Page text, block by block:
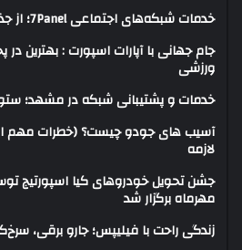
خدمات شبکه‌های اجتماعی 7Panel؛ از جذب مخاطب تا افزایش درآمد
جام جهانی با آپارات اسپورت : بهترین
ورزشی
خدمات و پشتیبانی شبکه در مشهد؛
آسیب های جودو چیست؟ (خطرات مهم
لازمه
جشن تحویل خودروهای کیا اسپورتیج
مهرماه برگزار شد
زندگی راحت با فیلیپس؛ جارو برقی،